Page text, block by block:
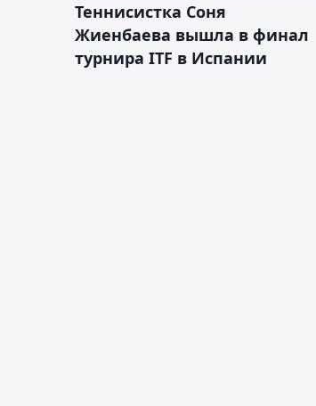
Теннисистка Соня
Жиенбаева вышла в финал
турнира ITF в Испании